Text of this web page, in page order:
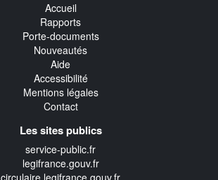
Accueil
Rapports
Porte-documents
Nouveautés
Aide
Accessibilité
Mentions légales
Contact
Les sites publics
service-public.fr
legifrance.gouv.fr
circulaire.legifrance.gouv.fr